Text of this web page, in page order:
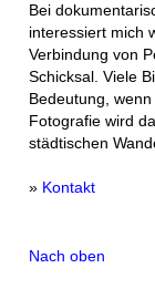
Bei
interessiert mich
Verbindung von
Schicksal. Viele
Bedeutung,
Fotografie wird
städtischen
» Kontakt
Nach oben